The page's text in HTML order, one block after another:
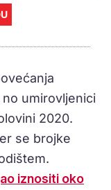
umirovljenici
2020.
se brojke
iznositi oko